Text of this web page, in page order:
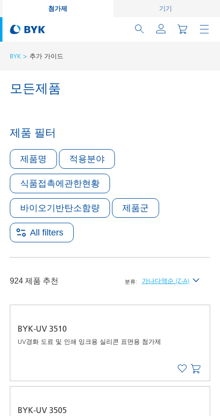
첨가제 기기
BYK 추가 가이드
모든제품
제품 필터
제품명 적용분야
식품접촉에관한현황
바이오기반탄소함량 제품군
All filters
924 제품 추천 분류: 가나다역순 (Z-A)
BYK-UV 3510
UV경화 도료 및 인쇄 잉크용 실리콘 표면용 첨가제
BYK-UV 3505